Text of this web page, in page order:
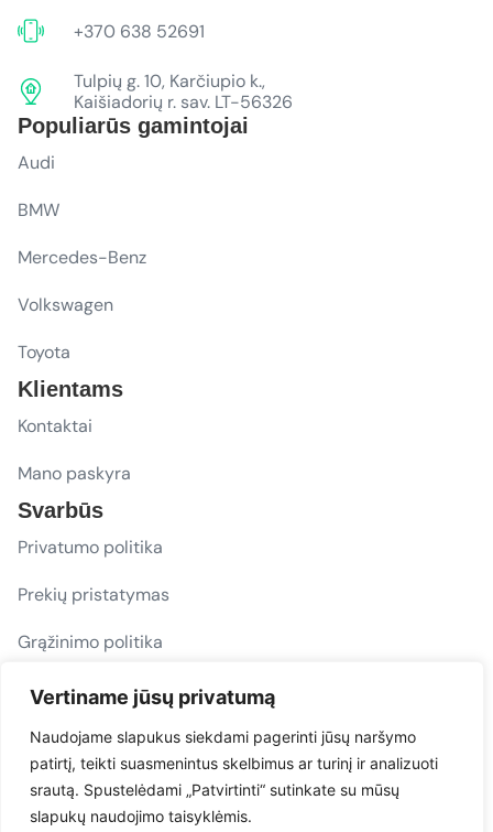
Vertiname jūsų privatumą
Naudojame slapukus siekdami pagerinti jūsų naršymo
patirtį, teikti suasmenintus skelbimus ar turinį ir analizuoti
srautą. Spustelėdami „Patvirtinti“ sutinkate su mūsų
slapukų naudojimo taisyklėmis.
+370 638 52691
Tulpių g. 10, Karčiupio k.,
Kaišiadorių r. sav. LT-56326
Populiarūs gamintojai
Audi
BMW
Mercedes-Benz
Volkswagen
Toyota
Klientams
Kontaktai
Mano paskyra
Svarbūs
Privatumo politika
Prekių pristatymas
Grąžinimo politika
D. U. K.
Sekite mus
evacarmats
© Copyright 2026 | Eva Car Mats